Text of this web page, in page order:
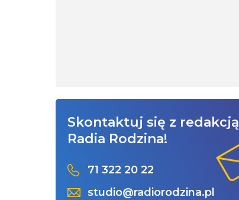
Skontaktuj się z redakcją
Radia Rodzina!
71 322 20 22
studio@radiorodzina.pl